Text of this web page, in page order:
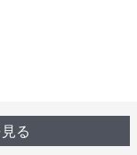
る